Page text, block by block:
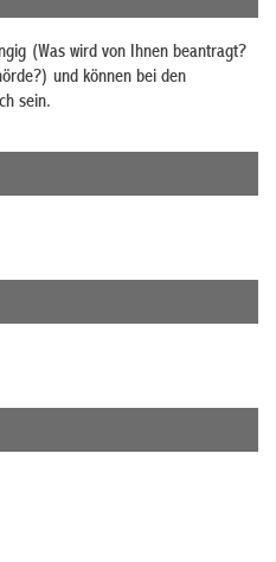
(Was wird von Ihnen beantragt?
und können bei den
sein.